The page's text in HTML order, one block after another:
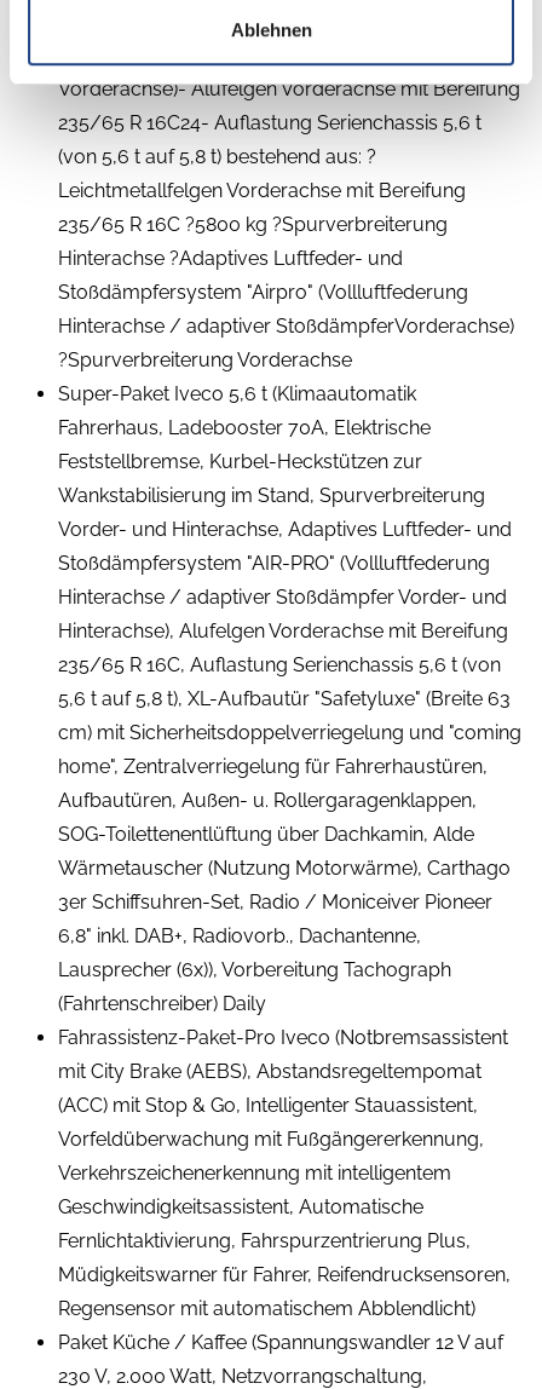
Ablehnen
Stoßdämpfersystem "Airpro" (Vollluftfederung
Vorderachse)- Alufelgen Vorderachse mit Bereifung
235/65 R 16C24- Auflastung Serienchassis 5,6 t
(von 5,6 t auf 5,8 t) bestehend aus: ?
Leichtmetallfelgen Vorderachse mit Bereifung
235/65 R 16C ?5800 kg ?Spurverbreiterung
Hinterachse ?Adaptives Luftfeder- und
Stoßdämpfersystem "Airpro" (Vollluftfederung
Hinterachse / adaptiver StoßdämpferVorderachse)
?Spurverbreiterung Vorderachse
Super-Paket Iveco 5,6 t (Klimaautomatik
Fahrerhaus, Ladebooster 70A, Elektrische
Feststellbremse, Kurbel-Heckstützen zur
Wankstabilisierung im Stand, Spurverbreiterung
Vorder- und Hinterachse, Adaptives Luftfeder- und
Stoßdämpfersystem "AIR-PRO" (Vollluftfederung
Hinterachse / adaptiver Stoßdämpfer Vorder- und
Hinterachse), Alufelgen Vorderachse mit Bereifung
235/65 R 16C, Auflastung Serienchassis 5,6 t (von
5,6 t auf 5,8 t), XL-Aufbautür "Safetyluxe" (Breite 63
cm) mit Sicherheitsdoppelverriegelung und "coming
home", Zentralverriegelung für Fahrerhaustüren,
Aufbautüren, Außen- u. Rollergaragenklappen,
SOG-Toilettenentlüftung über Dachkamin, Alde
Wärmetauscher (Nutzung Motorwärme), Carthago
3er Schiffsuhren-Set, Radio / Moniceiver Pioneer
6,8" inkl. DAB+, Radiovorb., Dachantenne,
Lausprecher (6x)), Vorbereitung Tachograph
(Fahrtenschreiber) Daily
Fahrassistenz-Paket-Pro Iveco (Notbremsassistent
mit City Brake (AEBS), Abstandsregeltempomat
(ACC) mit Stop & Go, Intelligenter Stauassistent,
Vorfeldüberwachung mit Fußgängererkennung,
Verkehrszeichenerkennung mit intelligentem
Geschwindigkeitsassistent, Automatische
Fernlichtaktivierung, Fahrspurzentrierung Plus,
Müdigkeitswarner für Fahrer, Reifendrucksensoren,
Regensensor mit automatischem Abblendlicht)
Paket Küche / Kaffee (Spannungswandler 12 V auf
230 V, 2.000 Watt, Netzvorrangschaltung,